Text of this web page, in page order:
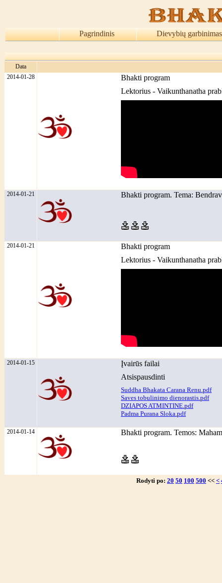
Pagrindinis Dievybių garbinimas
Data
2014-01-28
Bhakti program
Lektorius - Vaikunthanatha
2014-01-21 Bhakti program. Tema:
2014-01-21
Bhakti program
Lektorius - Vaikunthanatha
2014-01-15
Įvairūs failai
Atsispausdinti
Suddha Bhakata Carana Renu.pdf
Saves tobulinimo dienorastis.pdf
DZIAPOS ATMINTINE.pdf
Padma Purana Sloka.pdf
2014-01-14 Bhakti program. Temos:
Rodyti po: 20 50 100 500 << <